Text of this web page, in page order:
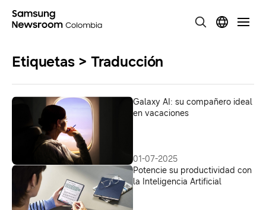
Etiquetas > Traducción
Galaxy AI: su compañero ideal
en vacaciones
01-07-2025
Potencie su productividad con
la Inteligencia Artificial